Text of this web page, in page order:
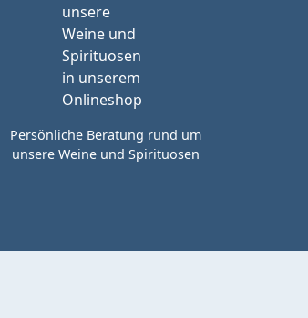
Persönliche Beratung rund um
unsere Weine und Spirituosen